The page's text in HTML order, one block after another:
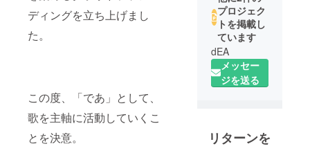
ディングを立ち上げまし
た。
この度、「であ」として、
歌を主軸に活動していくこ
とを決意。
プロジェク
トを掲載し
ています
dEA
メッセー
ジを送る
リターンを